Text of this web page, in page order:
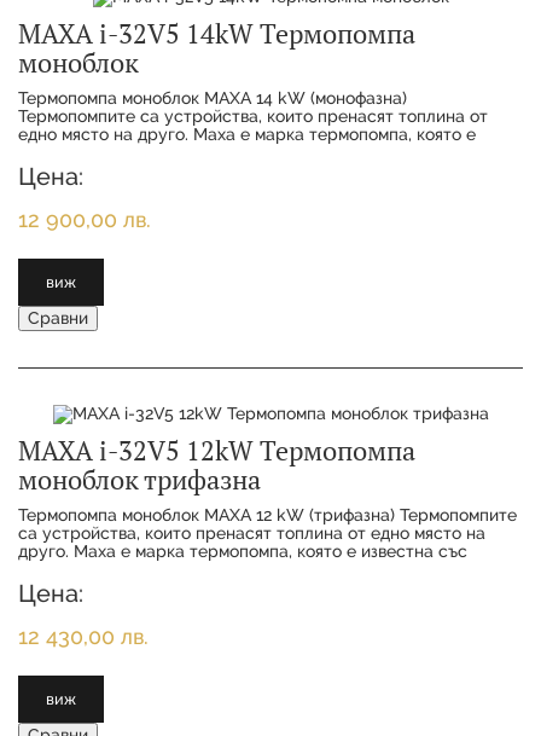
MAXA i-32V5 14kW Термопомпа
моноблок
Термопомпа моноблок MAXA 14 kW (монофазна)
Термопомпитe са устройства, които пренасят топлина от
едно място на друго. Maxa е марка термопомпа, която е
Цена:
12 900,00 лв.
виж
Сравни
MAXA i-32V5 12kW Термопомпа
моноблок трифазна
Термопомпа моноблок MAXA 12 kW (трифазна) Термопомпитe
са устройства, които пренасят топлина от едно място на
друго. Maxa е марка термопомпа, която е известна със
Цена:
12 430,00 лв.
виж